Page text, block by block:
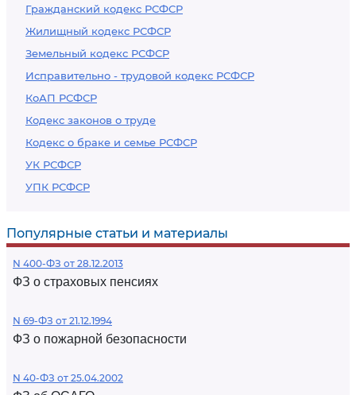
Гражданский кодекс РСФСР
Жилищный кодекс РСФСР
Земельный кодекс РСФСР
Исправительно - трудовой кодекс РСФСР
КоАП РСФСР
Кодекс законов о труде
Кодекс о браке и семье РСФСР
УК РСФСР
УПК РСФСР
Популярные статьи и материалы
N 400-ФЗ от 28.12.2013
ФЗ о страховых пенсиях
N 69-ФЗ от 21.12.1994
ФЗ о пожарной безопасности
N 40-ФЗ от 25.04.2002